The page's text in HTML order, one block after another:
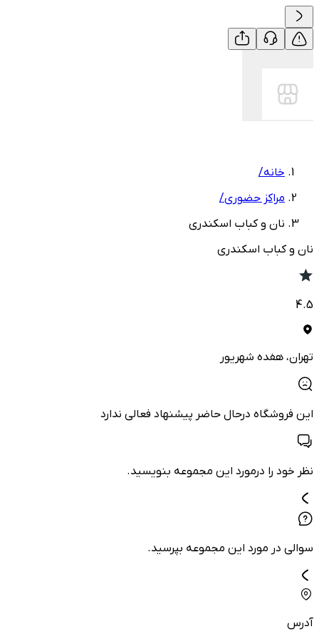
خانه/
مراکز حضوری/
نان و کباب اسکندری
نان و کباب اسکندری
4.5
تهران، هفده شهریور
این فروشگاه درحال حاضر پیشنهاد فعالی ندارد
نظر خود را درمورد این مجموعه بنویسید.
سوالی در مورد این مجموعه بپرسید.
آدرس